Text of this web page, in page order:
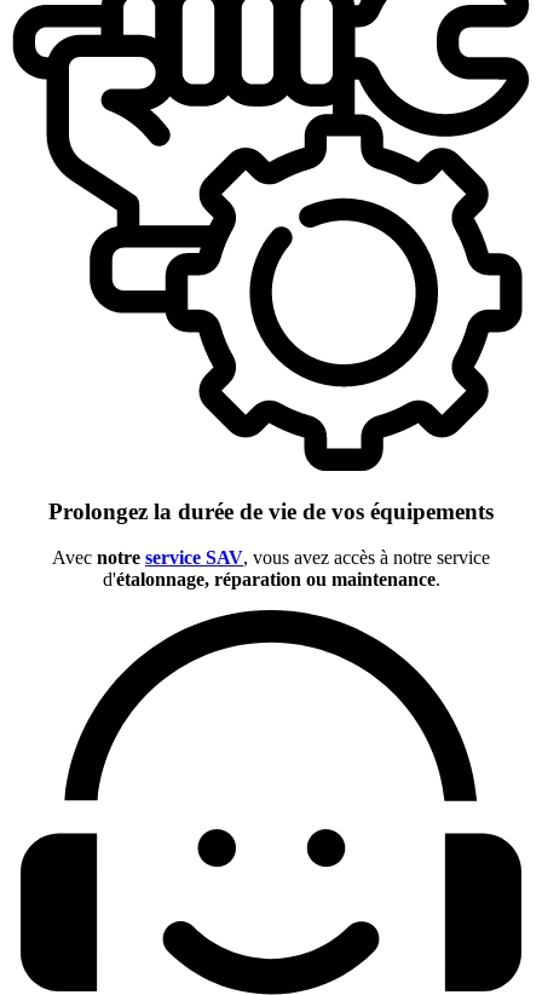
Prolongez la durée de vie de vos équipements
Avec notre service SAV, vous avez accès à notre service
d'étalonnage, réparation ou maintenance.